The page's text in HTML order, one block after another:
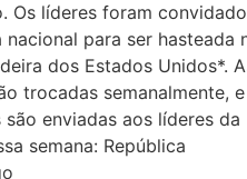
Os líderes foram
para ser hasteada
dos Estados Unidos*.
trocadas semanalmente, e
enviadas aos líderes da
semana: República